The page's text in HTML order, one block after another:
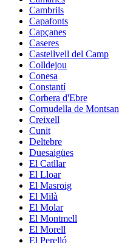
Cambrils
Capafonts
Capçanes
Caseres
Castellvell del Camp
Colldejou
Conesa
Constantí
Corbera d'Ebre
Cornudella de
Creixell
Cunit
Deltebre
Duesaigües
El Catllar
El Lloar
El Masroig
El Milà
El Molar
El Montmell
El Morell
El Perelló